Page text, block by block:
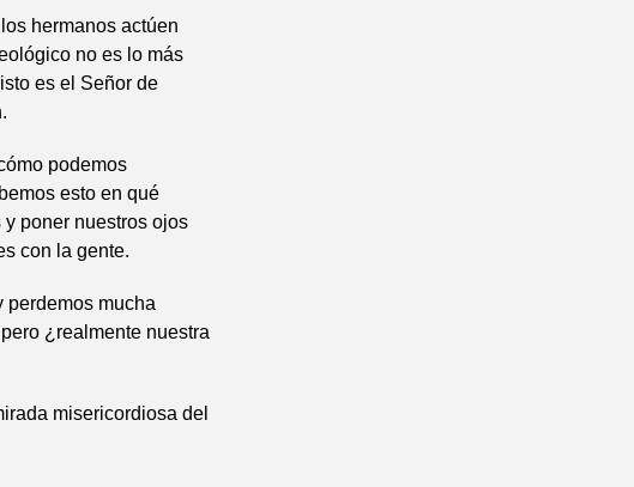
hermanos actúen
no es lo más
es el Señor de
podemos
esto en qué
poner nuestros ojos
con la gente.
perdemos mucha
¿realmente nuestra
misericordiosa del